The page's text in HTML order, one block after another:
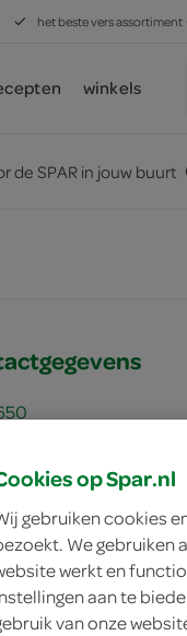
het beste vers assortiment
winkels
de SPAR in jouw buurt
vestigingen
op Spar.nl
gebruiken cookies
We gebruiken
werkt en
aan te
van onze